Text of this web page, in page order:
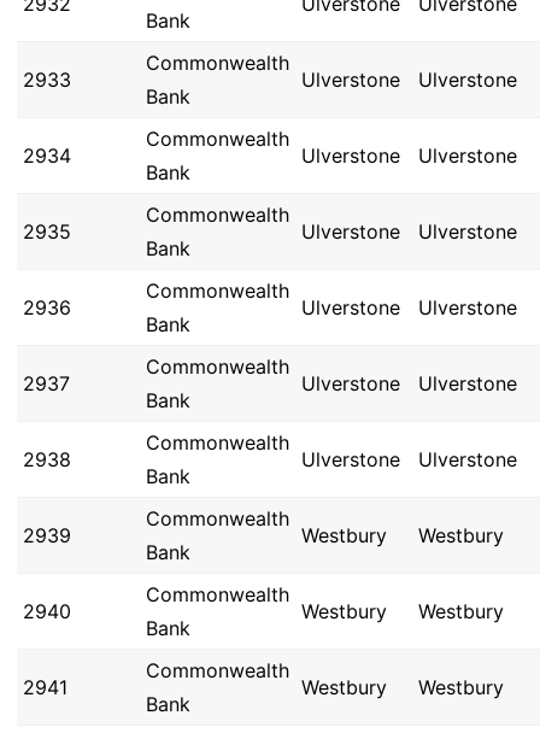
Bank
2933
Commonwealth
Bank
Ulverstone Ulverstone
2934
Commonwealth
Bank
Ulverstone Ulverstone
2935
Commonwealth
Bank
Ulverstone Ulverstone
2936
Commonwealth
Bank
Ulverstone Ulverstone
2937
Commonwealth
Bank
Ulverstone Ulverstone
2938
Commonwealth
Bank
Ulverstone Ulverstone
2939
Commonwealth
Bank
Westbury Westbury
2940
Commonwealth
Bank
Westbury Westbury
2941
Commonwealth
Bank
Westbury Westbury